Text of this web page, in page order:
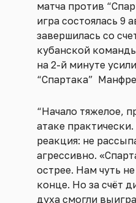
матча против
игра состоялась 9
завершилась со
кубанской
на 2-й минуте
“Спартака”
“Начало тяжелое,
атаке
реакция: не
агрессивно.
острее. Нам чуть
конце. Но за счёт
духа смогли